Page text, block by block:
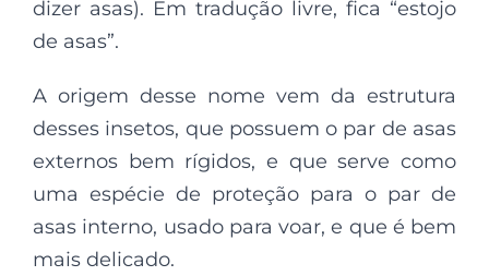
dizer asas). Em tradução livre, fica “estojo
de asas”.
A origem desse nome vem da estrutura
desses insetos, que possuem o par de asas
externos bem rígidos, e que serve como
uma espécie de proteção para o par de
asas interno, usado para voar, e que é bem
mais delicado.